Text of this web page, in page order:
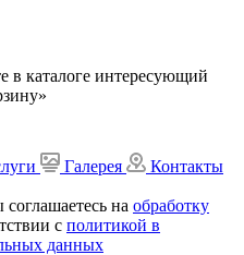
в каталоге интересующий
Галерея
Контакты
на обработку
с политикой в
данных